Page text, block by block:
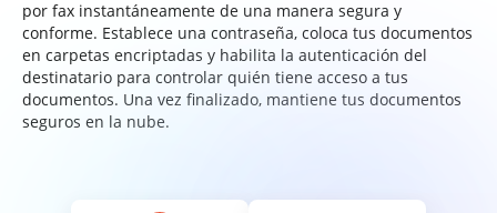
por fax instantáneamente de una manera segura y
conforme. Establece una contraseña, coloca tus documentos
en carpetas encriptadas y habilita la autenticación del
destinatario para controlar quién tiene acceso a tus
documentos. Una vez finalizado, mantiene tus documentos
seguros en la nube.